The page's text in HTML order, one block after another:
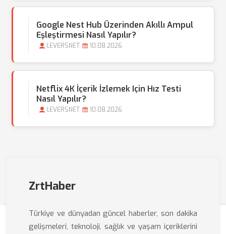
Google Nest Hub Üzerinden Akıllı Ampul
Eşleştirmesi Nasıl Yapılır?
LEVERSNET 10.08.2026
Netflix 4K İçerik İzlemek Için Hız Testi
Nasıl Yapılır?
LEVERSNET 10.08.2026
ZrtHaber
Türkiye ve dünyadan güncel haberler, son dakika
gelişmeleri, teknoloji, sağlık ve yaşam içeriklerini